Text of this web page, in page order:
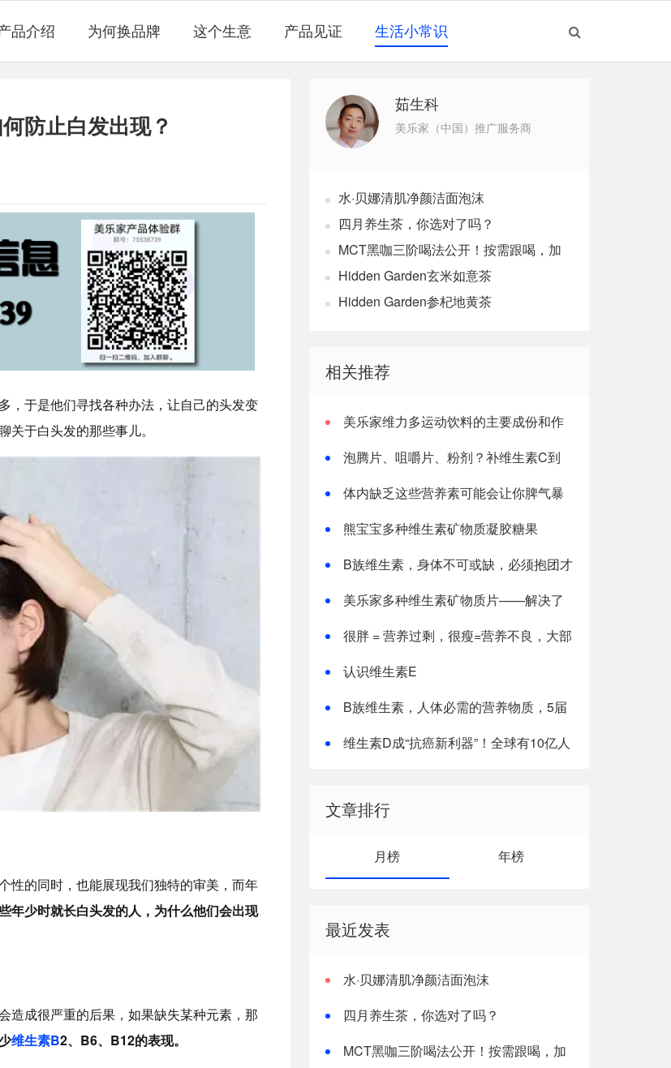
品介绍 为何换品牌 这个生意 产品见证 生活小常识
防止白发出现？
，于是他们寻找各种办法，让自己的头发变
于白头发的那些事儿。
性的同时，也能展现我们独特的审美，而年
年少时就长白头发的人，为什么他们会出现
造成很严重的后果，如果缺失某种元素，那
维生素B2、B6、B12的表现。
茹生科
美乐家（中国）推广服务商
水·贝娜清肌净颜洁面泡沫
四月养生茶，你选对了吗？
MCT黑咖三阶喝法公开！按需跟喝，加
速燃体
Hidden Garden玄米如意茶
Hidden Garden参杞地黄茶
相关推荐
美乐家维力多运动饮料的主要成份和作
泡腾片、咀嚼片、粉剂？补维生素C到
体内缺乏这些营养素可能会让你脾气暴
熊宝宝多种维生素矿物质凝胶糖果
B族维生素，身体不可或缺，必须抱团才
美乐家多种维生素矿物质片——解决了
很胖 = 营养过剩，很瘦=营养不良，大部
认识维生素E
B族维生素，人体必需的营养物质，5届
维生素D成“抗癌新利器”！全球有10亿人
文章排行
月榜 年榜
最近发表
水·贝娜清肌净颜洁面泡沫
四月养生茶，你选对了吗？
MCT黑咖三阶喝法公开！按需跟喝，加